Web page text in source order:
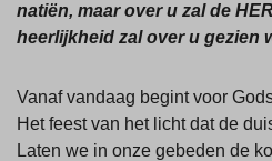
natiën, maar over u zal de
heerlijkheid zal over u gezien
Vanaf vandaag begint voor
Het feest van het licht dat de
Laten we in onze gebeden de